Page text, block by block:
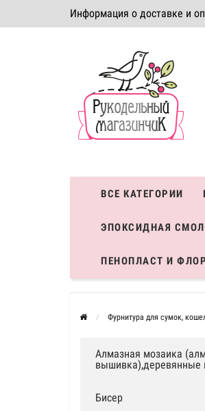
Информация о доставке и
Система скидок
ВСЕ КАТЕГОРИИ
ЭПОКСИДНАЯ
ПЕНОПЛАСТ И
Фурнитура для сумок,
Алмазная мозаика
вышивка),деревянные
Бисер